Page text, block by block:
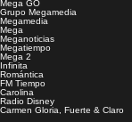
Mega GO
Grupo Megamedia
Megamedia
Mega
Meganoticias
Megatiempo
Mega 2
Infinita
Romántica
FM Tiempo
Carolina
Radio Disney
Carmen Gloria, Fuerte & Claro